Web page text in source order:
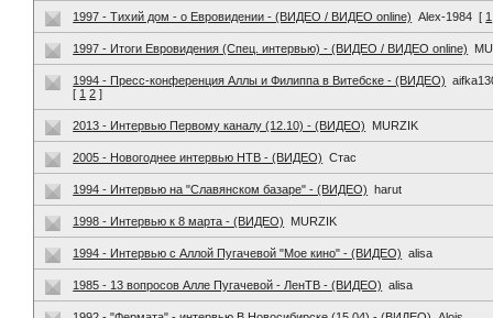
1997 - Тихий дом - о Евровидении - (ВИДЕО / ВИДЕО online) Alex-1984 [ 1
1997 - Итоги Евровидения (Спец. интервью) - (ВИДЕО / ВИДЕО online)
1994 - Пресс-конференция Аллы и Филиппа в Витебске - (ВИДЕО)
[ 1 2 ]
2013 - Интервью Первому каналу (12.10) - (ВИДЕО) MURZIK
2005 - Новогоднее интервью НТВ - (ВИДЕО) Стас
1994 - Интервью на "Славянском базаре" - (ВИДЕО) harut
1998 - Интервью к 8 марта - (ВИДЕО) MURZIK
1994 - Интервью с Аллой Пугачевой "Мое кино" - (ВИДЕО) alisa
1985 - 13 вопросов Алле Пугачевой - ЛенТВ - (ВИДЕО) alisa